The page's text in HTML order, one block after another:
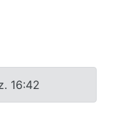
16:42